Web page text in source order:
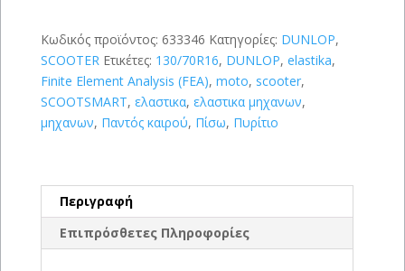
Κωδικός προϊόντος: 633346 Κατηγορίες: DUNLOP,
SCOOTER Ετικέτες: 130/70R16, DUNLOP, elastika,
Finite Element Analysis (FEA), moto, scooter,
SCOOTSMART, ελαστικα, ελαστικα μηχανων,
μηχανων, Παντός καιρού, Πίσω, Πυρίτιο
Περιγραφή
Επιπρόσθετες Πληροφορίες